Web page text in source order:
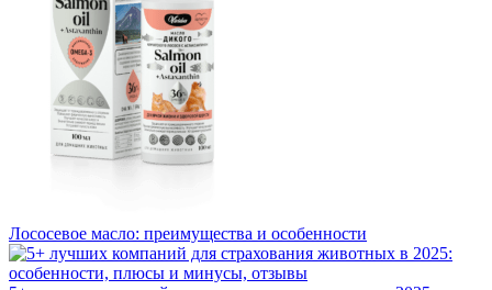
Лососевое масло: преимущества и особенности